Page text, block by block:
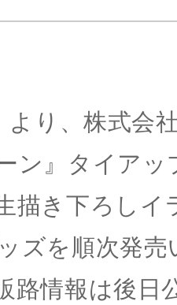
より、株式会
ン』タイアッ
描き下ろしイ
ズを順次発売
路情報は後日